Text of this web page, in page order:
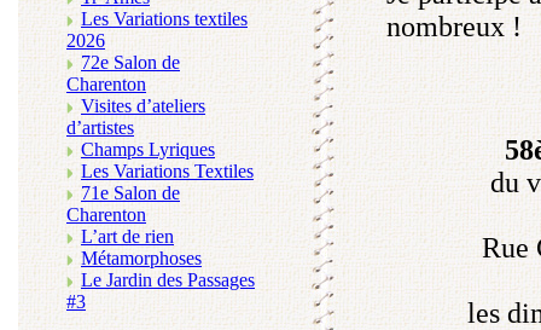
Les Variations textiles
2026
72e Salon de
Charenton
Visites d’ateliers
d’artistes
Champs Lyriques
Les Variations Textiles
71e Salon de
Charenton
L’art de rien
Métamorphoses
Le Jardin des Passages
#3
nombreux !
du
Rue
les